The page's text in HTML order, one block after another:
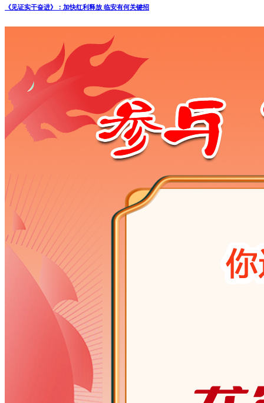
《见证实干奋进》：加快红利释放 临安有何关键招